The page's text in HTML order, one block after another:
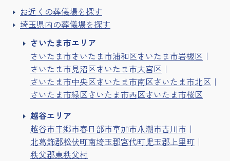
お近くの葬儀場を探す
埼玉県内の葬儀場を探す
さいたま市エリア
さいたま市さいたま市浦和区さいたま市岩槻区
さいたま市見沼区さいたま市大宮区
さいたま市中央区さいたま市南区さいたま市北区
さいたま市緑区さいたま市西区さいたま市桜区
越谷エリア
越谷市三郷市春日部市草加市八潮市吉川市
北葛飾郡松伏町南埼玉郡宮代町児玉郡上里町
秩父郡東秩父村